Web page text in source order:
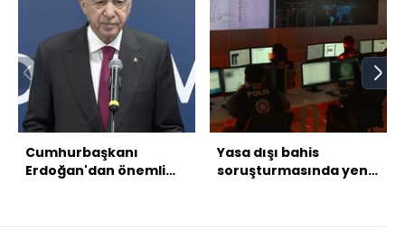
Cumhurbaşkanı
Erdoğan'dan önemli
Yasa dışı bahis
soruşturmasında yeni